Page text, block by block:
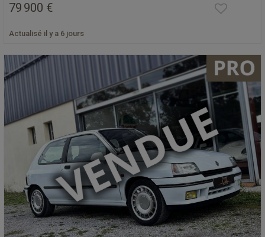
79 900 €
Actualisé il y a 6 jours